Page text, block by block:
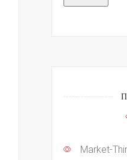
Market-